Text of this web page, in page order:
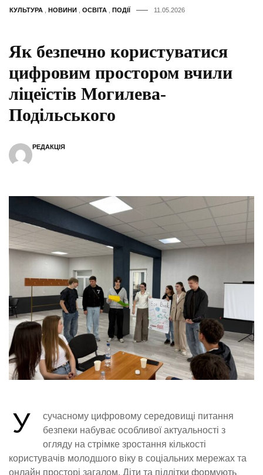
КУЛЬТУРА НОВИНИ ОСВІТА ПОДІЇ 11.05.2026
Як безпечно користуватися
цифровим простором вчили
ліцеїстів Могилева-
Подільського
РЕДАКЦІЯ
У
сучасному цифровому середовищі питання
безпеки набуває особливої актуальності з
огляду на стрімке зростання кількості
користувачів молодшого віку в соціальних мережах та
онлайн просторі загалом. Діти та підлітки формують